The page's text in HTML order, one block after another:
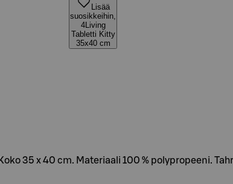
Lisää
suosikkeihin,
4Living
Tabletti Kitty
35x40 cm
35 x 40 cm. Materiaali 100 % polypropeeni.